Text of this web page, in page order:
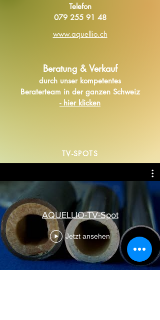
Telefon
079 255 91 48
www.aquellio.ch
Beratung & Verkauf
durch unser kompetentes
Beraterteam in der ganzen Schweiz
- hier klicken
TV-SPOTS
AQUELLIO-TV-Spot
Jetzt ansehen